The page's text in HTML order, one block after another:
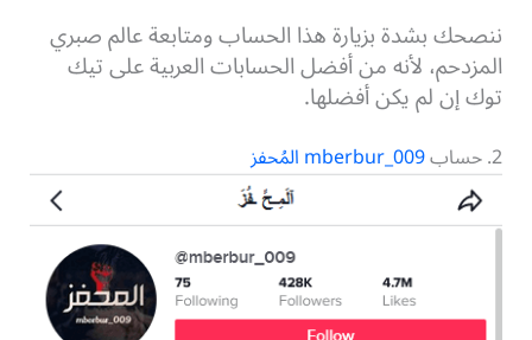
ننصحك بشدة بزيارة هذا الحساب ومتابعة عالم صبري
المزدحم، لأنه من أفضل الحسابات العربية على تيك
توك إن لم يكن أفضلها.
2. حساب mberbur_009 المُحفز